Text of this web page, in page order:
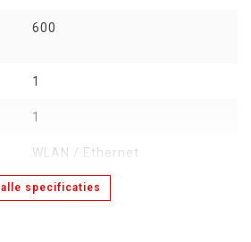
600
1
1
WLAN / Ethernet
alle specificaties